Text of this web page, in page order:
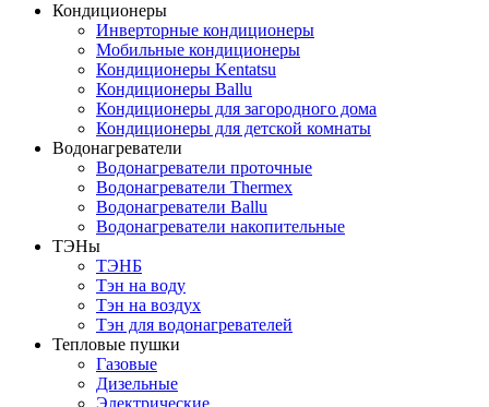
Кондиционеры
Инверторные кондиционеры
Мобильные кондиционеры
Кондиционеры Kentatsu
Кондиционеры Ballu
Кондиционеры для загородного дома
Кондиционеры для детской комнаты
Водонагреватели
Водонагреватели проточные
Водонагреватели Thermex
Водонагреватели Ballu
Водонагреватели накопительные
ТЭНы
ТЭНБ
Тэн на воду
Тэн на воздух
Тэн для водонагревателей
Тепловые пушки
Газовые
Дизельные